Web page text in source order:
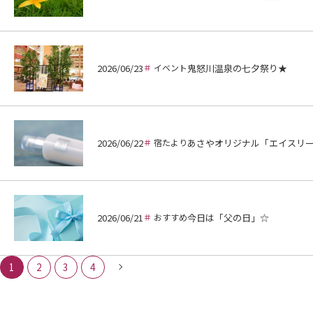
2026/06/23 イベント鬼怒川温泉の七夕祭り★
2026/06/22 宿たよりあさやオリジナル「エイスリ
2026/06/21 おすすめ今日は「父の日」☆
1 2 3 4